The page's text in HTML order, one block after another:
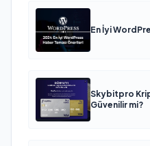
En İyi
Skybitpro
Güvenilir mi?